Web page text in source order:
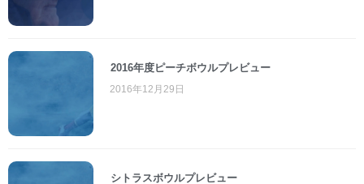
2016年度ピーチボウルプレビュー
2016年12月29日
シトラスボウルプレビュー